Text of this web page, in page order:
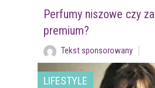
Perfumy niszowe czy
premium?
Tekst sponsorowany
LIFESTYLE